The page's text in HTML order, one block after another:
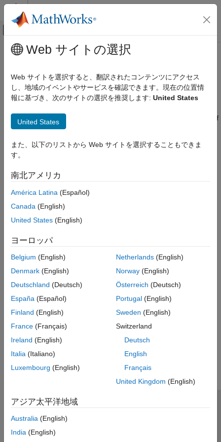
コンテンツへスキップ
オフキャンバス ナビゲーション メ
ドキュメンテーションのホーム
コード検証
Polyspace Bug Finder
Create Your Own Coding Rules and Coding
Standard
Cpp.SehLeaveStatement Class
Description
Predicates
メインコンテンツ
Cpp.SehLeaveStatement Class
Namespace:Cpp
Superclasses:AstNodeProperties
Represents the
nodes in the syntax tree of
your code
Description
seh_leave_statement
query properties and children of this node.
Predicates
Syntaxes
Version History
Introduced in R2026a
How useful was this information?
Web サイトの選択
Web サイトを選択すると、翻訳されたコンテンツにアクセス
し、地域のイベントやサービスを確認できます。現在の位置情
報に基づき、次のサイトの選択を推奨します: United States
United States
また、以下のリストから Web サイトを選択することもできま
す。
南北アメリカ
América Latina (Español)
Canada (English)
United States (English)
ヨーロッパ
Belgium (English)
Denmark (English)
Deutschland (Deutsch)
España (Español)
Finland (English)
France (Français)
Ireland (English)
Italia (Italiano)
Luxembourg (English)
Netherlands(English)
Norway(English)
Österreich (Deutsch)
Portugal(English)
Sweden (English)
Switzerland
Deutsch
English
Français
United Kingdom (English)
アジア太平洋地域
Australia (English)
India (English)
トラストセンター 商標
プライバシー ポリシー
違法コピー防止
© 1994-2026 The MathWorks, Inc.